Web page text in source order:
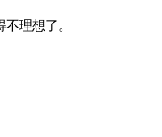
理想了。